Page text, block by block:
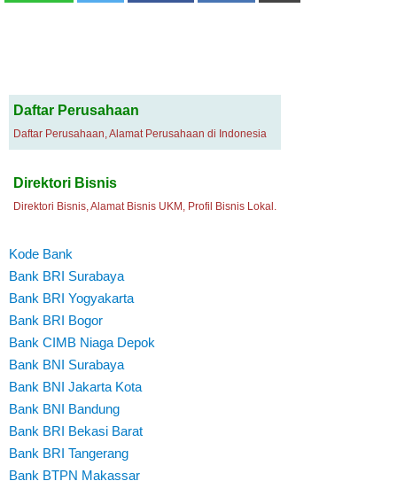
Daftar Perusahaan
Daftar Perusahaan, Alamat Perusahaan di Indonesia
Direktori Bisnis
Direktori Bisnis, Alamat Bisnis UKM, Profil Bisnis Lokal.
Kode Bank
Bank BRI Surabaya
Bank BRI Yogyakarta
Bank BRI Bogor
Bank CIMB Niaga Depok
Bank BNI Surabaya
Bank BNI Jakarta Kota
Bank BNI Bandung
Bank BRI Bekasi Barat
Bank BRI Tangerang
Bank BTPN Makassar